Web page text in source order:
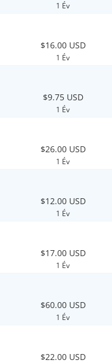
1 Év
$16.00 USD
1 Év
$9.75 USD
1 Év
$26.00 USD
1 Év
$12.00 USD
1 Év
$17.00 USD
1 Év
$60.00 USD
1 Év
$22.00 USD